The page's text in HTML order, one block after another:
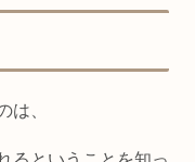
は、